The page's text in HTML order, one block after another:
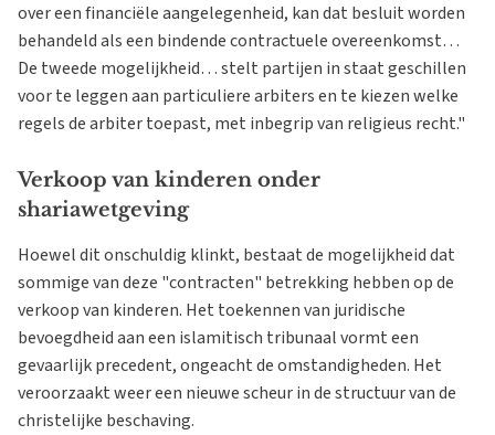
over een financiële aangelegenheid, kan dat besluit worden
behandeld als een bindende contractuele overeenkomst…
De tweede mogelijkheid… stelt partijen in staat geschillen
voor te leggen aan particuliere arbiters en te kiezen welke
regels de arbiter toepast, met inbegrip van religieus recht."
Verkoop van kinderen onder
shariawetgeving
Hoewel dit onschuldig klinkt, bestaat de mogelijkheid dat
sommige van deze "contracten" betrekking hebben op de
verkoop van kinderen. Het toekennen van juridische
bevoegdheid aan een islamitisch tribunaal vormt een
gevaarlijk precedent, ongeacht de omstandigheden. Het
veroorzaakt weer een nieuwe scheur in de structuur van de
christelijke beschaving.